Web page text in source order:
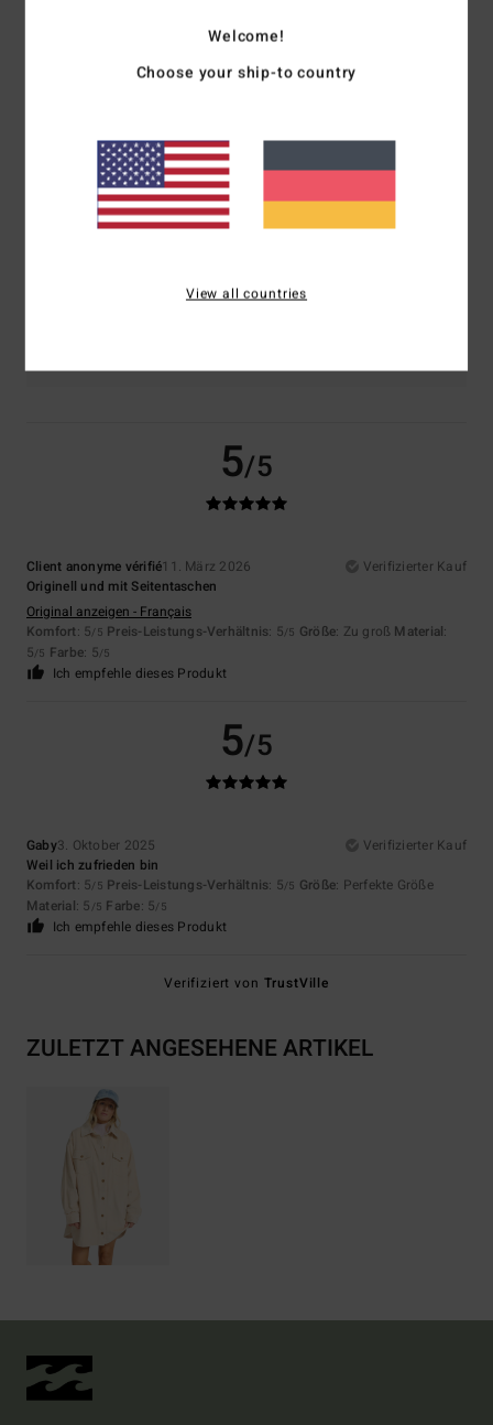
100% unserer Kunden empfehlen dieses Produkt
5.0
Größe
Material
5/5
Client anonyme vérifié11. März 2026
Verifizierter Kauf
Originell und mit Seitentaschen
Original anzeigen - Français
Komfort: 5/5 Preis-Leistungs-Verhältnis: 5/5 Größe: Zu groß Material:
5/5 Farbe: 5/5
Ich empfehle dieses Produkt
5/5
Gaby3. Oktober 2025
Verifizierter Kauf
Weil ich zufrieden bin
Komfort: 5/5 Preis-Leistungs-Verhältnis: 5/5 Größe: Perfekte Größe
Material: 5 /5 Farbe: 5/5
Ich empfehle dieses Produkt
Verifiziert von TrustVille
ZULETZT ANGESEHENE ARTIKEL
Welcome!
Choose your ship-to country
View all countries